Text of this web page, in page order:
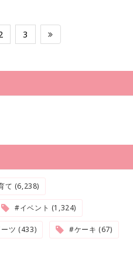
3
て (6,238)
#イベント (1,324)
ツ (433) #ケーキ (67)